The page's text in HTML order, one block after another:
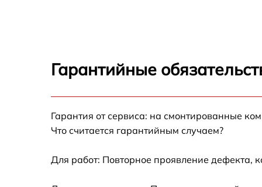
Замена USB порта Umidigi A3X
Замена кнопки включения Umidigi A3X
Гарантийные
Гарантия от сервиса: на смонтированные
Что считается гарантийным случаем?
Для работ: Повторное проявление дефекта,